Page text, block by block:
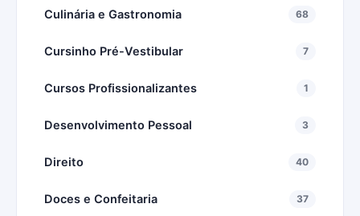
Culinária e Gastronomia 68
Cursinho Pré-Vestibular 7
Cursos Profissionalizantes 1
Desenvolvimento Pessoal 3
Direito 40
Doces e Confeitaria 37